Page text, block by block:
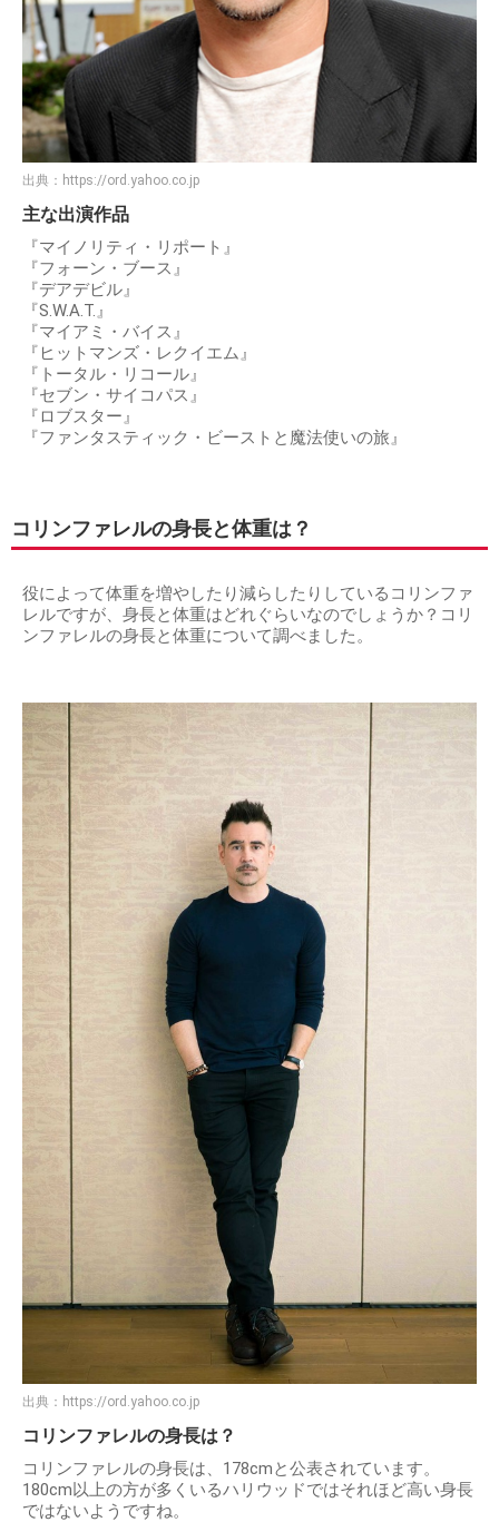
出典： https://ord.yahoo.co.jp
主な出演作品
『マイノリティ・リポート』
『フォーン・ブース』
『デアデビル』
『S.W.A.T.』
『マイアミ・バイス』
『ヒットマンズ・レクイエム』
『トータル・リコール』
『セブン・サイコパス』
『ロブスター』
『ファンタスティック・ビーストと魔法使いの旅』
コリンファレルの身長と体重は？
役によって体重を増やしたり減らしたりしているコリンファ
レルですが、身長と体重はどれぐらいなのでしょうか？コリ
ンファレルの身長と体重について調べました。
出典： https://ord.yahoo.co.jp
コリンファレルの身長は？
コリンファレルの身長は、178cmと公表されています。
180cm以上の方が多くいるハリウッドではそれほど高い身長
ではないようですね。